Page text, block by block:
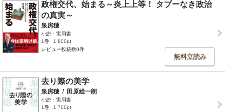
政権交代、始まる～炎上上等！ タブーなき政治
の真実～
泉房穂
小説・実用書
1巻
1,800pt
レビュー投稿数0件
無料立読み
去り際の美学
泉房穂 / 田原総一朗
小説・実用書
1巻
1,700pt